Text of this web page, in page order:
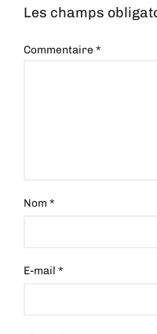
Les champs
Commentaire*
Nom*
E-mail*